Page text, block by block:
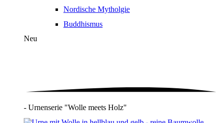
Nordische Mytholgie
Buddhismus
Neu
- Urnenserie "Wolle meets Holz"